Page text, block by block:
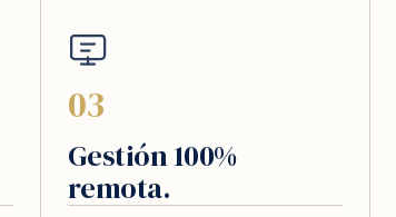
03
Gestión 100%
remota.